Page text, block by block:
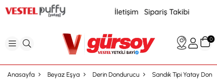
0
Anasayfa Beyaz Eşya Derin Dondurucu Sandık Tipi Yatay